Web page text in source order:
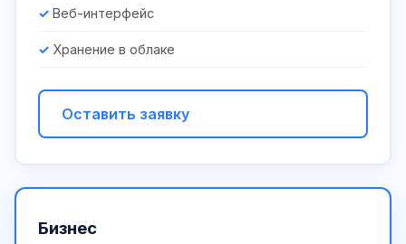
Веб-интерфейс
Хранение в облаке
Оставить заявку
Бизнес